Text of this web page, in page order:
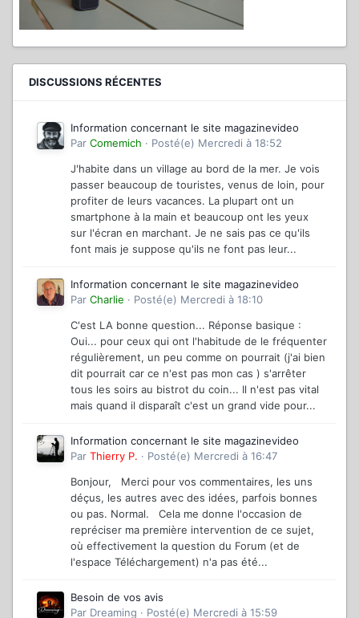
DISCUSSIONS RÉCENTES
Information concernant le site magazinevideo
Par Comemich · Posté(e) Mercredi à 18:52
J'habite dans un village au bord de la mer. Je vois
passer beaucoup de touristes, venus de loin, pour
profiter de leurs vacances. La plupart ont un
smartphone à la main et beaucoup ont les yeux
sur l'écran en marchant. Je ne sais pas ce qu'ils
font mais je suppose qu'ils ne font pas leur...
Information concernant le site magazinevideo
Par Charlie · Posté(e) Mercredi à 18:10
C'est LA bonne question... Réponse basique :
Oui... pour ceux qui ont l'habitude de le fréquenter
régulièrement, un peu comme on pourrait (j'ai bien
dit pourrait car ce n'est pas mon cas ) s'arrêter
tous les soirs au bistrot du coin... Il n'est pas vital
mais quand il disparaît c'est un grand vide pour...
Information concernant le site magazinevideo
Par Thierry P. · Posté(e) Mercredi à 16:47
Bonjour, Merci pour vos commentaires, les uns
déçus, les autres avec des idées, parfois bonnes
ou pas. Normal. Cela me donne l'occasion de
repréciser ma première intervention de ce sujet,
où effectivement la question du Forum (et de
l'espace Téléchargement) n'a pas été...
Besoin de vos avis
Par Dreaming · Posté(e) Mercredi à 15:59